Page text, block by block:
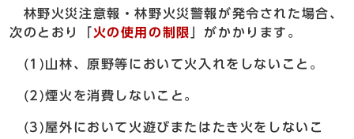
林野火災注意報・林野火災警報が発令された場合、
次のとおり「 火の使用の制限 」がかかります。
(1)山林、原野等において火入れをしないこと。
(2)煙火を消費しないこと。
(3)屋外において火遊びまたはたき火をしないこ